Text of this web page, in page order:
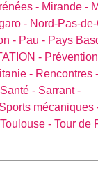
- Mirande -
- Nord-Pas-
- Pau - Pays
-
- Rencontres -
Santé - Sarrant -
Sports mécaniques
Toulouse - Tour de